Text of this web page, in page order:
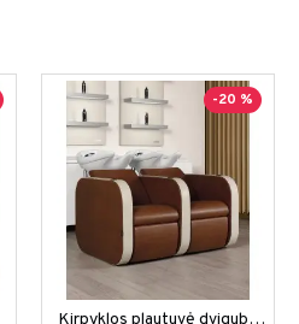
-20 %
Kirpyklos plautuvė dviguba Salon Ambience Iconwash